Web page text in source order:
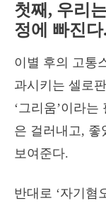
첫째, 우리
정에 빠진다.
이별 후의 고통
과시키는 셀로
‘그리움’이라
은 걸러내고, 좋
보여준다.
반대로 ‘자기혐